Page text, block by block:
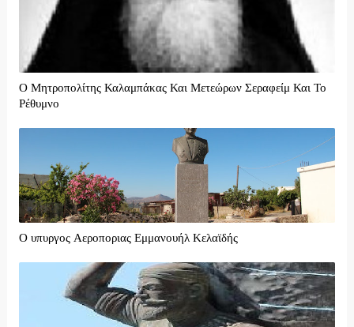
Ο Μητροπολίτης Καλαμπάκας Και Μετεώρων Σεραφείμ Και Το
Ρέθυμνο
Ο υπυργος Αεροποριας Εμμανουήλ Κελαϊδής